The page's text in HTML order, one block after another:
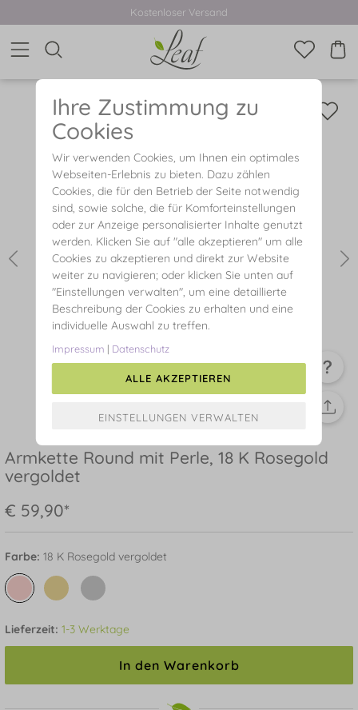
Kostenloser Versand
Armkette Round mit Perle, 18 K Rosegold
vergoldet
€ 59,90*
Farbe: 18 K Rosegold vergoldet
Lieferzeit: 1-3 Werktage
In den Warenkorb
Ihre Zustimmung zu
Cookies
Wir verwenden Cookies, um Ihnen ein optimales
Webseiten-Erlebnis zu bieten. Dazu zählen
Cookies, die für den Betrieb der Seite notwendig
sind, sowie solche, die für Komforteinstellungen
oder zur Anzeige personalisierter Inhalte genutzt
werden. Klicken Sie auf "alle akzeptieren" um alle
Cookies zu akzeptieren und direkt zur Website
weiter zu navigieren; oder klicken Sie unten auf
"Einstellungen verwalten", um eine detaillierte
Beschreibung der Cookies zu erhalten und eine
individuelle Auswahl zu treffen.
Impressum | Datenschutz
ALLE AKZEPTIEREN